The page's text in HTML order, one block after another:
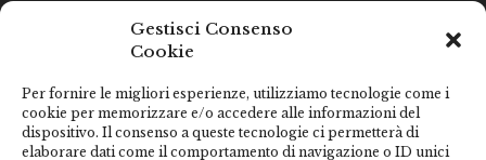
Gestisci Consenso
Cookie
Per fornire le migliori esperienze, utilizziamo tecnologie come i
cookie per memorizzare e/o accedere alle informazioni del
dispositivo. Il consenso a queste tecnologie ci permetterà di
elaborare dati come il comportamento di navigazione o ID unici
Email*